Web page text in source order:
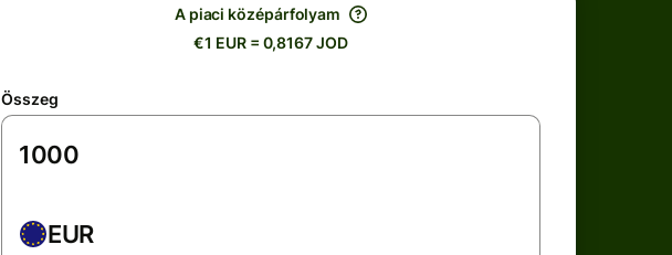
A piaci középárfolyam
€1 EUR = 0,8167 JOD
Összeg
EUR